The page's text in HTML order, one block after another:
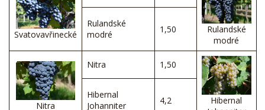
Svatovavřinecké
Rulandské
modré
Rulandské
modré
1,50
Nitra
Nitra 1,50
Hibernal
Hibernal
Johanniter
4,2